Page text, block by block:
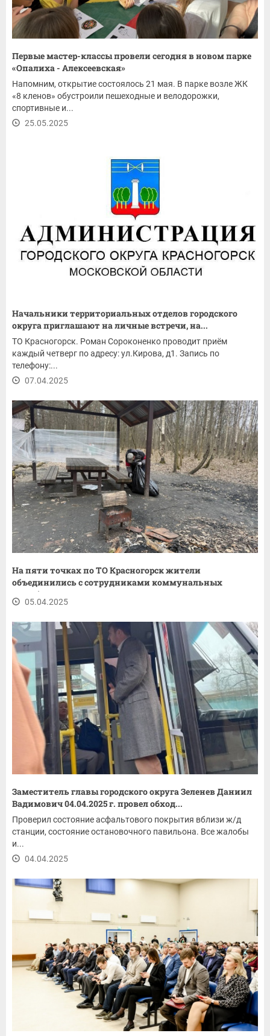
Первые мастер-классы провели сегодня в новом парке
«Опалиха - Алексеевская»
Напомним, открытие состоялось 21 мая. В парке возле ЖК
«8 кленов» обустроили пешеходные и велодорожки,
спортивные и...
25.05.2025
Начальники территориальных отделов городского
округа приглашают на личные встречи, на...
ТО Красногорск. Роман Сороконенко проводит приём
каждый четверг по адресу: ул.Кирова, д1. Запись по
телефону:...
07.04.2025
На пяти точках по ТО Красногорск жители
объединились с сотрудниками коммунальных
служб...
05.04.2025
Заместитель главы городского округа Зеленев Даниил
Вадимович 04.04.2025 г. провел обход...
Проверил состояние асфальтового покрытия вблизи ж/д
станции, состояние остановочного павильона. Все жалобы
и...
04.04.2025